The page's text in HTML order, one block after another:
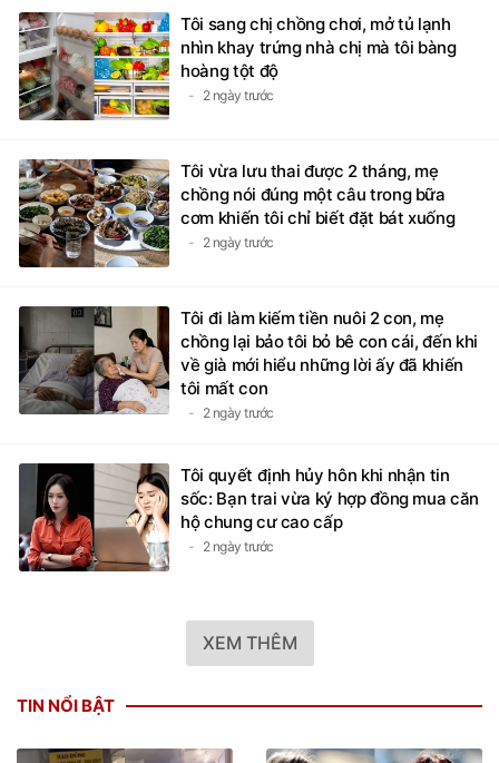
Tôi sang chị chồng chơi, mở tủ lạnh
nhìn khay trứng nhà chị mà tôi bàng
hoàng tột độ
2 ngày trước
Tôi vừa lưu thai được 2 tháng, mẹ
chồng nói đúng một câu trong bữa
cơm khiến tôi chỉ biết đặt bát xuống
2 ngày trước
Tôi đi làm kiếm tiền nuôi 2 con, mẹ
chồng lại bảo tôi bỏ bê con cái, đến khi
về già mới hiểu những lời ấy đã khiến
tôi mất con
2 ngày trước
Tôi quyết định hủy hôn khi nhận tin
sốc: Bạn trai vừa ký hợp đồng mua căn
hộ chung cư cao cấp
2 ngày trước
XEM THÊM
TIN NỔI BẬT